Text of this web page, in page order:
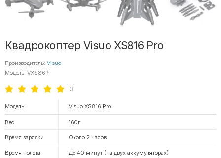
Квадрокоптер Visuo XS816 Pro
Производитель: Visuo
Модель: VXS86P
3
Модель Visuo XS816 Pro
Вес 160г
Время зарядки Около 2 часов
Время полета До 40 минут (на двух аккумуляторах)